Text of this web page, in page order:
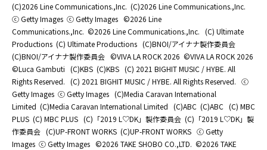
(C)2026 Line Communications.,Inc. (C)2026 Line Communications.,Inc.
ⓒ Getty Images ⓒ Getty Images ©2026 Line
Communications.,Inc. ©2026 Line Communications.,Inc. (C) Ultimate
Productions (C) Ultimate Productions (C)BNOI/アイナナ製作委員会
(C)BNOI/アイナナ製作委員会 ©️VIVA LA ROCK 2026 ©️VIVA LA ROCK 2026
©Luca Gambuti (C)KBS (C)KBS (C) 2021 BIGHIT MUSIC / HYBE. All
Rights Reserved. (C) 2021 BIGHIT MUSIC / HYBE. All Rights Reserved. ⓒ
Getty Images ⓒ Getty Images (C)Media Caravan International
Limited (C)Media Caravan International Limited (C)ABC (C)ABC (C) MBC
PLUS (C) MBC PLUS (C)「2019 L♡DK」製作委員会 (C)「2019 L♡DK」製
作委員会 (C)UP-FRONT WORKS (C)UP-FRONT WORKS ⓒ Getty
Images ⓒ Getty Images ©2026 TAKE SHOBO CO.,LTD. ©2026 TAKE